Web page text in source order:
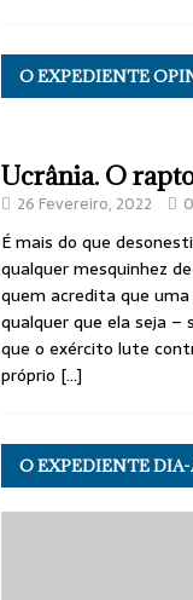
O EXPEDIENTE
Ucrânia. O
26 Fevereiro, 2022 0
É mais do que
qualquer mesquinhez
quem acredita que
qualquer que ela seja –
que o exército lute
próprio […]
O EXPEDIENTE